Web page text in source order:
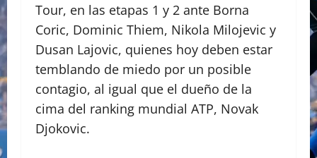
Tour, en las etapas 1 y 2 ante Borna
Coric, Dominic Thiem, Nikola Milojevic y
Dusan Lajovic, quienes hoy deben estar
temblando de miedo por un posible
contagio, al igual que el dueño de la
cima del ranking mundial ATP, Novak
Djokovic.